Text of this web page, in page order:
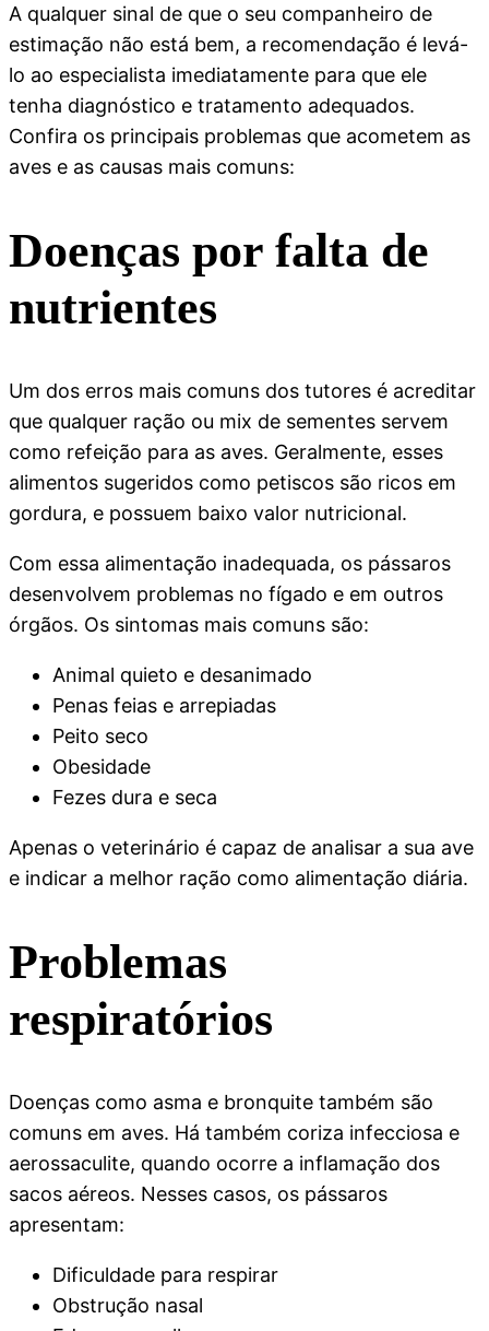
A qualquer sinal de que o seu companheiro de
estimação não está bem, a recomendação é levá-
lo ao especialista imediatamente para que ele
tenha diagnóstico e tratamento adequados.
Confira os principais problemas que acometem as
aves e as causas mais comuns:
Doenças por falta de
nutrientes
Um dos erros mais comuns dos tutores é acreditar
que qualquer ração ou mix de sementes servem
como refeição para as aves. Geralmente, esses
alimentos sugeridos como petiscos são ricos em
gordura, e possuem baixo valor nutricional.
Com essa alimentação inadequada, os pássaros
desenvolvem problemas no fígado e em outros
órgãos. Os sintomas mais comuns são:
Animal quieto e desanimado
Penas feias e arrepiadas
Peito seco
Obesidade
Fezes dura e seca
Apenas o veterinário é capaz de analisar a sua ave
e indicar a melhor ração como alimentação diária.
Problemas
respiratórios
Doenças como asma e bronquite também são
comuns em aves. Há também coriza infecciosa e
aerossaculite, quando ocorre a inflamação dos
sacos aéreos. Nesses casos, os pássaros
apresentam:
Dificuldade para respirar
Obstrução nasal